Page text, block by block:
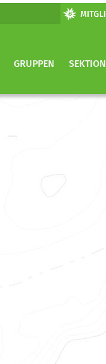
GRUPPEN SEKTION